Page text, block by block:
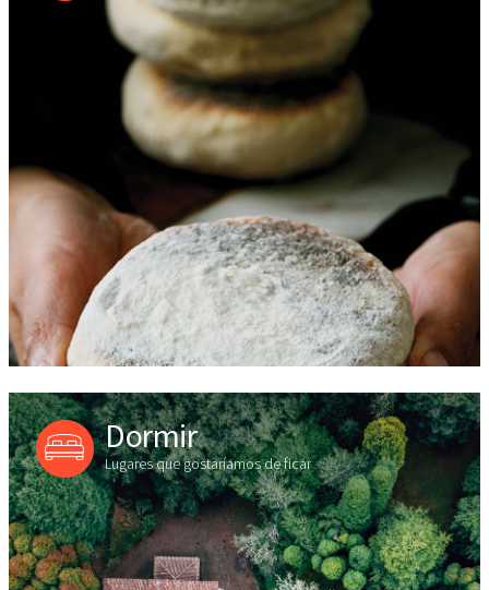
Dormir
Lugares que gostaríamos de ficar